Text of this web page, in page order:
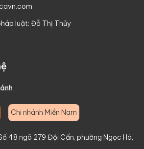
luật: Đỗ Thị Thủy
Chi nhánh Miền Nam
48 ngõ 279 Đội Cấn, phường Ngọc Hà,